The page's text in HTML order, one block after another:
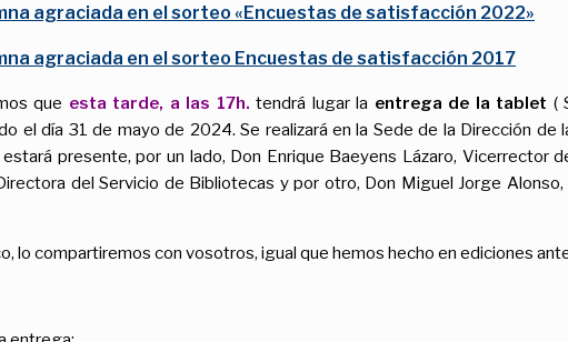
agraciada en el sorteo «Encuestas de satisfacción 2022»
agraciada en el sorteo Encuestas de satisfacción 2017
que esta tarde, a las 17h. tendrá lugar la entrega de la tablet (
el día 31 de mayo de 2024. Se realizará en la Sede de la Dirección de
presente, por un lado, Don Enrique Baeyens Lázaro, Vicerrector
del Servicio de Bibliotecas y por otro, Don Miguel Jorge
lo compartiremos con vosotros, igual que hemos hecho en ediciones